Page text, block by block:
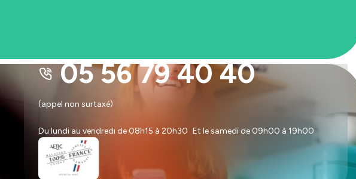
05 56 79 40 40
(appel non surtaxé)
Du lundi au vendredi de 08h15 à 20h30 Et le samedi de 09h00 à 19h00